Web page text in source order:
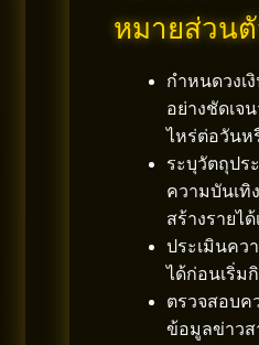
หมายส่วน
กำหนดวงเ
อย่างชัดเจ
ไหร่ต่อวันห
ระบุวัตถุปร
ความบันเทิ
สร้างรายได้
ประเมินคว
ได้ก่อนเริ่ม
ตรวจสอบค
ข้อมูลข่าวส